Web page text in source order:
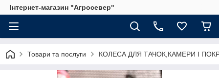
Інтернет-магазин "Агросевер"
Товари та послуги КОЛЕСА ДЛЯ ТАЧОК,КАМЕРИ І